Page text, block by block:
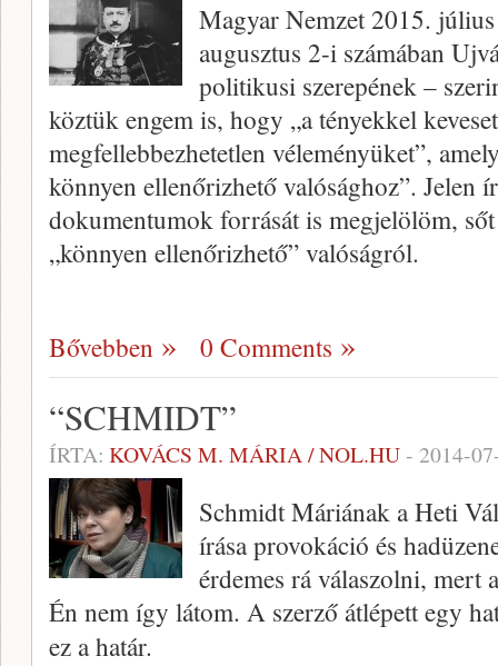
Magyar Nemzet 2015.
augusztus 2-i számában
politikusi szerepének –
köztük engem is, hogy „a tényekkel
megfellebbezhetetlen véleményüket”,
könnyen ellenőrizhető valósághoz”. Jelen
dokumentumok forrását is megjelölöm,
„könnyen ellenőrizhető” valóságról.
Bővebben 0 Comments
“SCHMIDT”
ÍRTA: KOVÁCS M. MÁRIA / NOL.HU- 2014-
Schmidt Máriának a Heti
írása provokáció és
érdemes rá válaszolni, mert
Én nem így látom. A szerző átlépett egy
ez a határ.